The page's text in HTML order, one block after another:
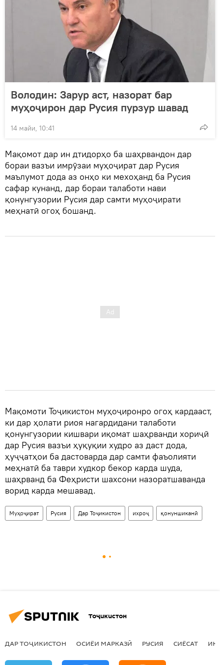
Володин: Зарур аст, назорат бар
муҳоҷирон дар Русия пурзур шавад
14 майи, 10:41
Мақомот дар ин дтидорҳо ба шаҳрвандон дар
бораи вазъи имрӯзаи муҳоҷират дар Русия
маълумот дода аз онҳо ки мехоҳанд ба Русия
сафар кунанд, дар бораи талаботи нави
қонунгузории Русия дар самти муҳоҷирати
меҳнатӣ огоҳ бошанд.
Мақомоти Тоҷикистон муҳоҷиронро огоҳ кардааст,
ки дар ҳолати риоя нагардидани талаботи
қонунгузории кишвари иқомат шаҳрванди хориҷӣ
дар Русия вазъи ҳуқуқии худро аз даст дода,
ҳуҷҷатҳои ба дастоварда дар самти фаъолияти
меҳнатӣ ба таври худкор бекор карда шуда,
шаҳрванд ба Феҳристи шахсони назоратшаванда
ворид карда мешавад.
Муҳоҷират Русия Дар Тоҷикистон ихроҷ қонуншиканӣ
Тоҷикистон
ДАР ТОҶИКИСТОН ОСИЁИ МАРКАЗӢ РУСИЯ СИЁСАТ